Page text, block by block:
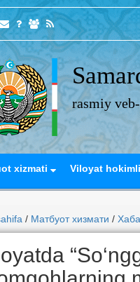
rasmiy
xizmati Viloyat
/ Матбуот хизмати /